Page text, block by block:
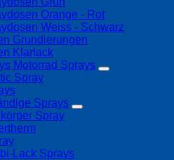
Orange - Rot
Weiss - Schwarz
Grundierungen
Klarlack
Motorrad Sprays
Spray
Sprays
Spray
Lack Sprays